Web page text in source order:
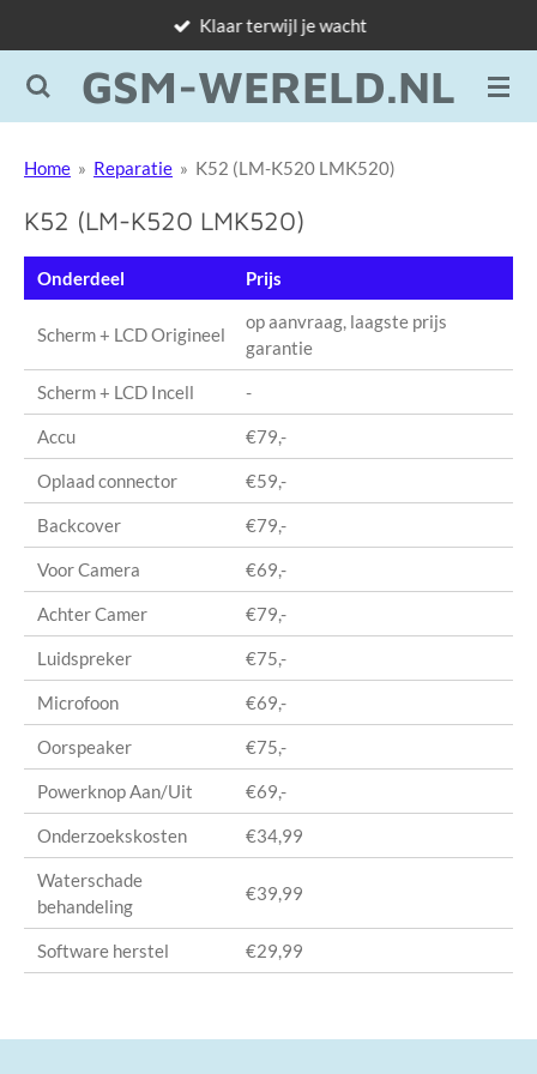
naar
de
GSM-WERELD.NL
Klaar terwijl je wacht
Home » Reparatie » K52 (LM-K520 LMK520)
K52 (LM-K520 LMK520)
Onderdeel Prijs
Scherm + LCD Origineel
op aanvraag, laagste prijs
garantie
Scherm + LCD Incell -
Accu €79,-
Oplaad connector €59,-
Backcover €79,-
Voor Camera €69,-
Achter Camer €79,-
Luidspreker €75,-
Microfoon €69,-
Oorspeaker €75,-
Powerknop Aan/Uit €69,-
Onderzoekskosten €34,99
Waterschade
behandeling
€39,99
Software herstel €29,99